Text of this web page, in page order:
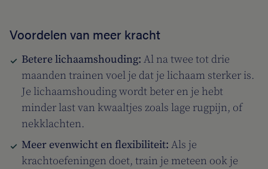
Voordelen van meer kracht
Betere lichaamshouding: Al na twee tot drie
maanden trainen voel je dat je lichaam sterker is.
Je lichaamshouding wordt beter en je hebt
minder last van kwaaltjes zoals lage rugpijn, of
nekklachten.
Meer evenwicht en flexibiliteit: Als je
krachtoefeningen doet, train je meteen ook je